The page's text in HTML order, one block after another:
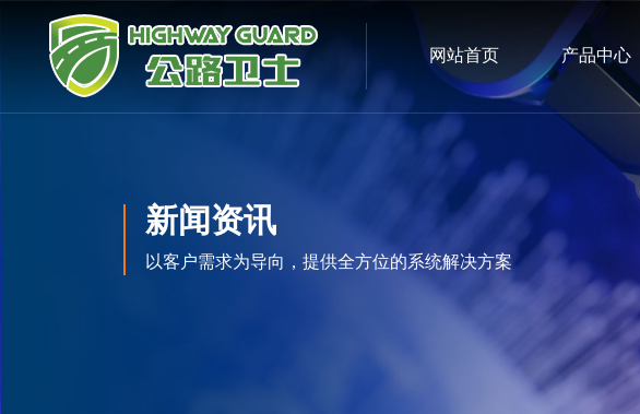
网站首页 产品中心
新闻资讯
以客户需求为导向，提供全方位的系统解决方案